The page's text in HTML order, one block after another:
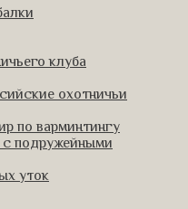
клуба
охотничьи
по варминтингу
с подружейными
уток